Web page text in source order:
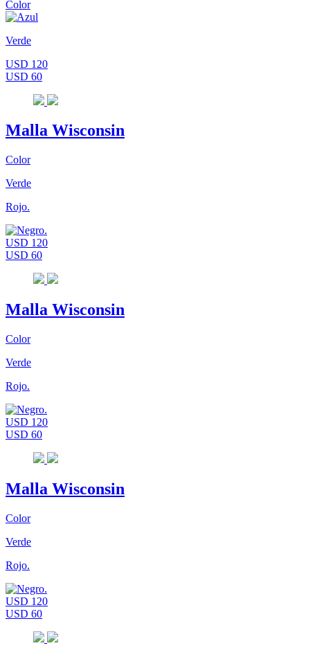
Color
Verde
USD 120
USD 60
Malla Wisconsin
Color
Verde
Rojo.
USD 120
USD 60
Malla Wisconsin
Color
Verde
Rojo.
USD 120
USD 60
Malla Wisconsin
Color
Verde
Rojo.
USD 120
USD 60